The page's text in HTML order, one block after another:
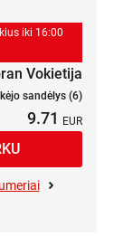
iki 16:00
Vokietija
sandėlys (6)
9.71